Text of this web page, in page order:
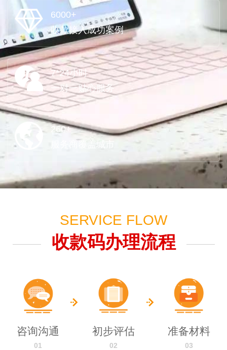
6000+
收款接入成功案例
7*24小时
一对一贴心服务
260+
SERVICE FLOW
收款码办理流程
咨询沟通
01
初步评估
02
准备材料
03